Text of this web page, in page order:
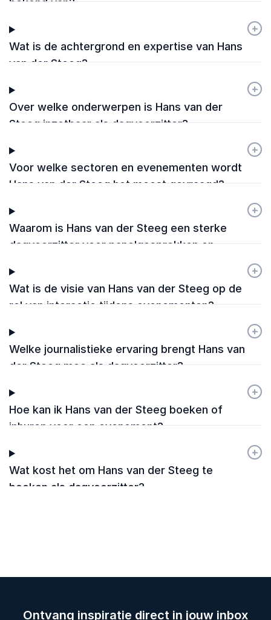
bekend van?
Wat is de achtergrond en expertise van Hans
van der Steeg?
+
-
Over welke onderwerpen is Hans van der
Steeg inzetbaar als dagvoorzitter?
+
-
Voor welke sectoren en evenementen wordt
Hans van der Steeg het meest gevraagd?
+
-
Waarom is Hans van der Steeg een sterke
dagvoorzitter voor panelgesprekken en
+
-
Wat is de visie van Hans van der Steeg op de
rol van interactie tijdens evenementen?
+
-
Welke journalistieke ervaring brengt Hans van
der Steeg mee als dagvoorzitter?
+
-
Hoe kan ik Hans van der Steeg boeken of
inhuren voor een evenement?
+
-
Wat kost het om Hans van der Steeg te
boeken als dagvoorzitter?
+
-
Ontvang inspiratie direct in jouw inbox